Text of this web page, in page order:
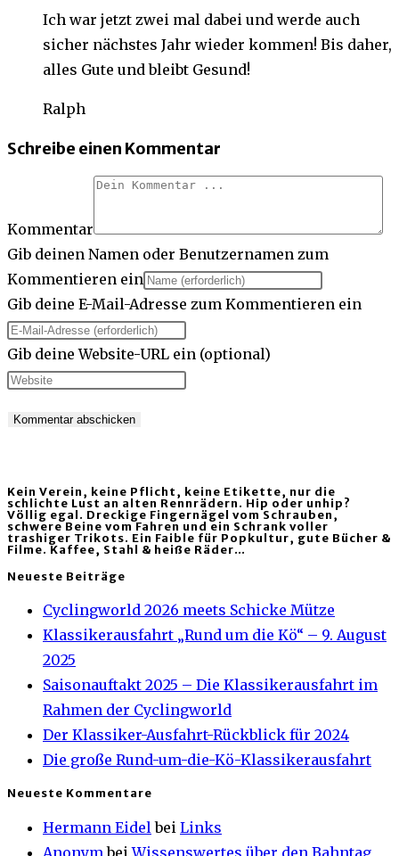
Ich war jetzt zwei mal dabei und werde auch
sicher nächstes Jahr wieder kommen! Bis daher,
alles Gute und bleibt Gesund!
Ralph
Schreibe einen Kommentar
Kommentar
Gib deinen Namen oder Benutzernamen zum
Kommentieren ein
Gib deine E-Mail-Adresse zum Kommentieren ein
Gib deine Website-URL ein (optional)
Kein Verein, keine Pflicht, keine Etikette, nur die
schlichte Lust an alten Rennrädern. Hip oder unhip?
Völlig egal. Dreckige Fingernägel vom Schrauben,
schwere Beine vom Fahren und ein Schrank voller
trashiger Trikots. Ein Faible für Popkultur, gute Bücher &
Filme. Kaffee, Stahl & heiße Räder…
Neueste Beiträge
Cyclingworld 2026 meets Schicke Mütze
Klassikerausfahrt „Rund um die Kö“ – 9. August
2025
Saisonauftakt 2025 – Die Klassikerausfahrt im
Rahmen der Cyclingworld
Der Klassiker-Ausfahrt-Rückblick für 2024
Die große Rund-um-die-Kö-Klassikerausfahrt
Neueste Kommentare
Hermann Eidel bei Links
Anonym beiWissenswertes über den Bahntag